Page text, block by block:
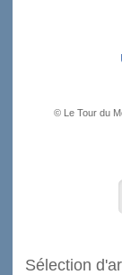
© Le Tour du
Sélection